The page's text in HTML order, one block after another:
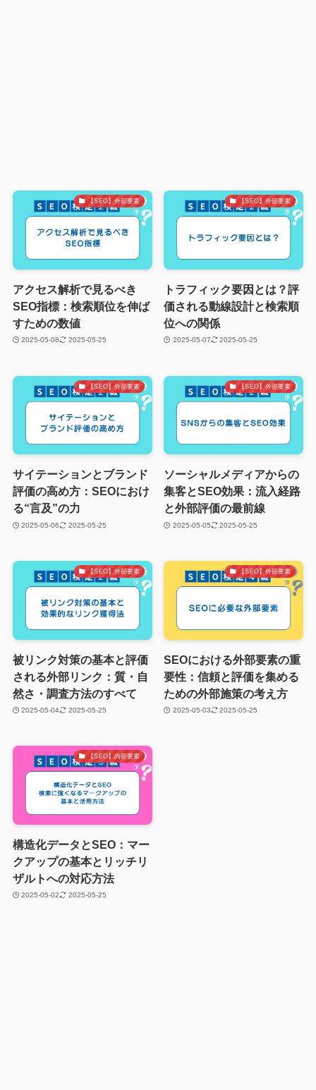
【SEO】外部要素
アクセス解析で見るべき
SEO指標：検索順位を伸ば
すための数値
2025-05-08 2025-05-25
【SEO】外部要素
トラフィック要因とは？評
価される動線設計と検索順
位への関係
2025-05-07 2025-05-25
【SEO】外部要素
サイテーションとブランド
評価の高め方：SEOにおけ
る“言及”の力
2025-05-06 2025-05-25
【SEO】外部要素
ソーシャルメディアからの
集客とSEO効果：流入経路
と外部評価の最前線
2025-05-05 2025-05-25
【SEO】外部要素
被リンク対策の基本と評価
される外部リンク：質・自
然さ・調査方法のすべて
2025-05-04 2025-05-25
【SEO】外部要素
SEOにおける外部要素の重
要性：信頼と評価を集める
ための外部施策の考え方
2025-05-03 2025-05-25
【SEO】内部要素
構造化データとSEO：マー
クアップの基本とリッチリ
ザルトへの対応方法
2025-05-02 2025-05-25